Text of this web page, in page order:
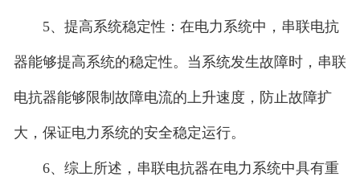
5、提高系统稳定性：在电力系统中，串联电抗
器能够提高系统的稳定性。当系统发生故障时，串联
电抗器能够限制故障电流的上升速度，防止故障扩
大，保证电力系统的安全稳定运行。
6、综上所述，串联电抗器在电力系统中具有重